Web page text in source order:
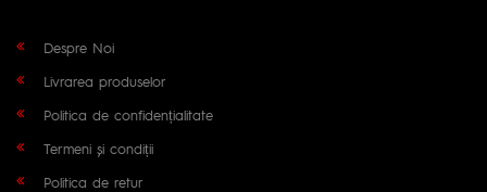
Despre Noi
Livrarea produselor
Politica de confidențialitate
Termeni și condiții
Politica de retur